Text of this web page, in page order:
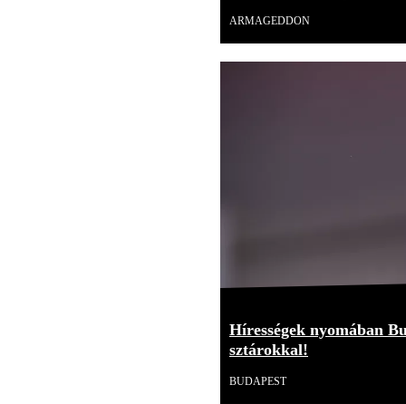
ARMAGEDDON
Hírességek nyomában
sztárokkal!
BUDAPEST